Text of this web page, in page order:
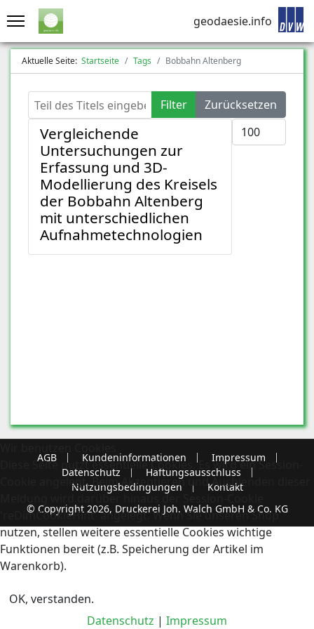
geodaesie.info
Aktuelle Seite: Startseite Tags Bobbahn Altenberg
Teil des Titels eingeben Filter
Zurücksetzen
Anzeige #
Vergleichende
Untersuchungen zur
Erfassung und 3D-
Modellierung des Kreisels
der Bobbahn Altenberg
mit unterschiedlichen
Aufnahmetechnologien
AGB Kundeninformationen
Impressum
Datenschutz
Haftungsausschluss
Nutzungsbedingungen
Kontakt
© Copyright 2026, Druckerei Joh. Walch GmbH & Co. KG
Diese Seite nutzt essentielle Cookies. Es wird ein Session-
Cookie angelegt. Beim Akzeptieren und Ausblenden dieser
Meldung wird darüber hinaus der Session-Cookie
'reDimCookieHint' angelegt. Wenn Sie unseren Shop
nutzen, stellen weitere essentielle Cookies wichtige
Funktionen bereit (z.B. Speicherung der Artikel im
Warenkorb).
OK, verstanden.
Datenschutz | Impressum